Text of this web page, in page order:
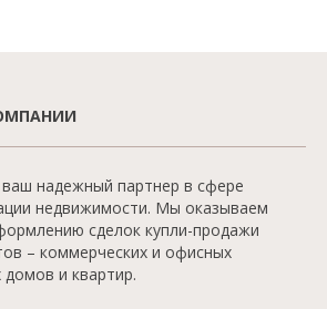
надежный партнер в сфере
недвижимости. Мы оказываем
сделок купли-продажи
– коммерческих и офисных
и квартир.